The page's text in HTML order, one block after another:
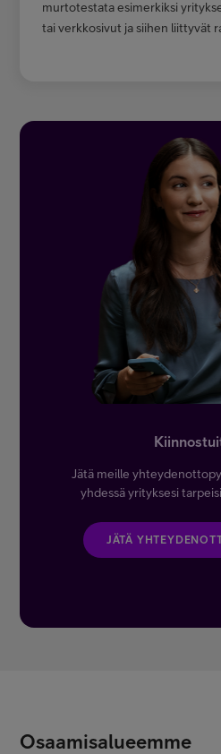
murtotestata esimerkiksi
tai verkkosivut ja siihen liittyvät
Jätä meille
yhdessä yrityksesi
JÄTÄ
Osaamisalueemme